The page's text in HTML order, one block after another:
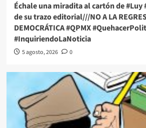
Échale una miradita al cartón de #Luy
de su trazo editorial///NO A LA
DEMOCRÁTICA #QPMX
#InquiriendoLaNoticia
5 agosto, 2026 0